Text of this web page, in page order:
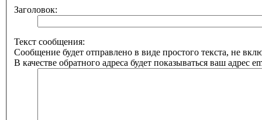
Заголовок:
Текст сообщения:
Сообщение будет отправлено в виде простого текста, не
В качестве обратного адреса будет показываться ваш адрес